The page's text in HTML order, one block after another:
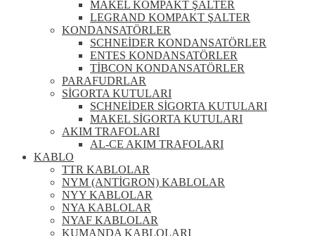
MAKEL KOMPAKT ŞALTER
LEGRAND KOMPAKT ŞALTER
KONDANSATÖRLER
SCHNEİDER KONDANSATÖRLER
ENTES KONDANSATÖRLER
TİBCON KONDANSATÖRLER
PARAFUDRLAR
SİGORTA KUTULARI
SCHNEİDER SİGORTA KUTULARI
MAKEL SİGORTA KUTULARI
AKIM TRAFOLARI
AL-CE AKIM TRAFOLARI
KABLO
TTR KABLOLAR
NYM (ANTİGRON) KABLOLAR
NYY KABLOLAR
NYA KABLOLAR
NYAF KABLOLAR
KUMANDA KABLOLARI